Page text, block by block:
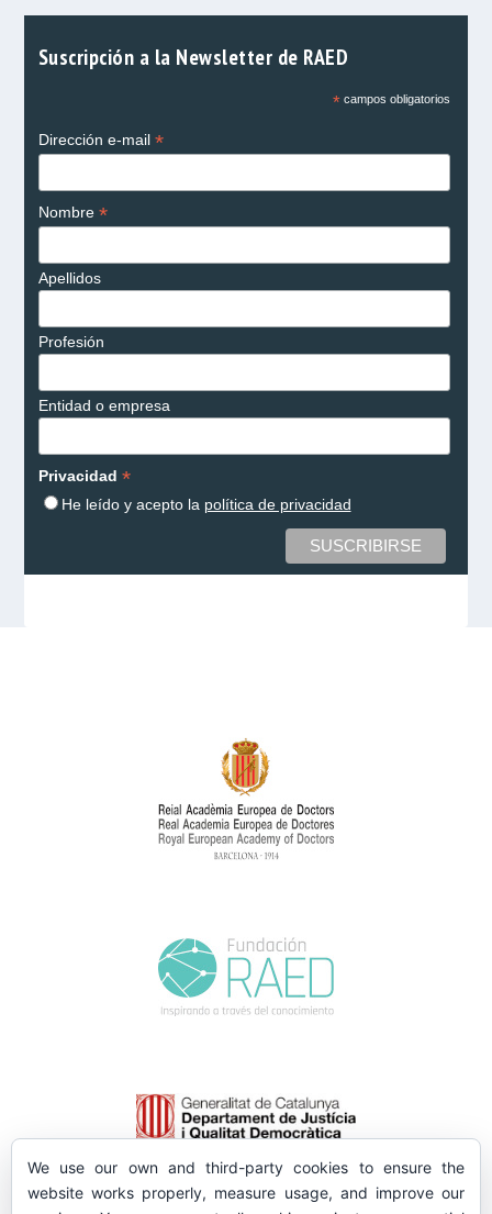
Suscripción a la Newsletter de RAED
*campos obligatorios
Dirección e-mail *
Nombre *
Apellidos
Profesión
Entidad o empresa
Privacidad *
He leído y acepto la política de privacidad
We use our own and third-party cookies to ensure the
website works properly, measure usage, and improve our